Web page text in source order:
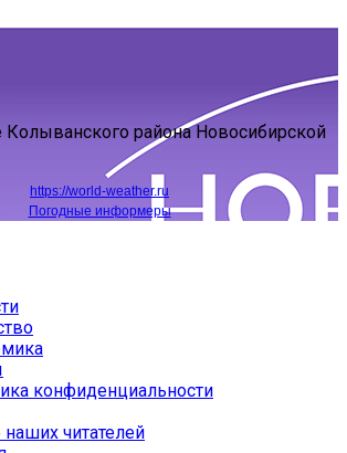
Колыванского района Новосибирской
https://world-weather.ru
Погодные информеры
конфиденциальности
наших читателей